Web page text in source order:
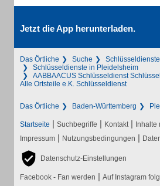
Jetzt die App herunterladen.
Das Örtliche Suche
Schlüsseldienste
Schlüsseldienste in Pleidelsheim
AABBAACUS Schlüsseldienst
Alle Ortsteile e.K. Schlüsseldienst
Das Örtliche Baden-Württemberg
Startseite | Suchbegriffe | Kontakt | Inhalte
Impressum | Nutzungsbedingungen |
Datenschutz-Einstellungen
Facebook - Fan werden | Auf Instagram